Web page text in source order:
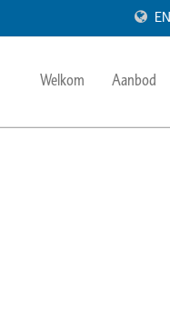
EN
Welkom Aanbod